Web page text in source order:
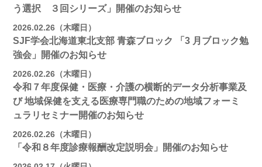
う選択 ３回シリーズ」開催のお知らせ
2026.02.26（木曜日）
SJF学会北海道東北支部 ⻘森ブロック 「3 月ブロック勉
強会」開催のお知らせ
2026.02.26（木曜日）
令和７年度保健・医療・介護の横断的データ分析事業及
び 地域保健を支える医療専門職のための地域フォーミ
ュラリセミナー開催のお知らせ
2026.02.26（木曜日）
「令和８年度診療報酬改定説明会」開催のお知らせ